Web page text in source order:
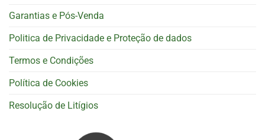
Garantias e Pós-Venda
Politica de Privacidade e Proteção de dados
Termos e Condições
Política de Cookies
Resolução de Litígios